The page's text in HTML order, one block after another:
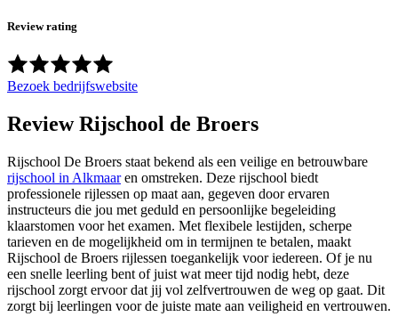
Review rating
Bezoek bedrijfswebsite
Review Rijschool de Broers
Rijschool De Broers staat bekend als een veilige en betrouwbare
rijschool in Alkmaaren omstreken. Deze rijschool biedt
professionele rijlessen op maat aan, gegeven door ervaren
instructeurs die jou met geduld en persoonlijke begeleiding
klaarstomen voor het examen. Met flexibele lestijden, scherpe
tarieven en de mogelijkheid om in termijnen te betalen, maakt
Rijschool de Broers rijlessen toegankelijk voor iedereen. Of je nu
een snelle leerling bent of juist wat meer tijd nodig hebt, deze
rijschool zorgt ervoor dat jij vol zelfvertrouwen de weg op gaat. Dit
zorgt bij leerlingen voor de juiste mate aan veiligheid en vertrouwen.